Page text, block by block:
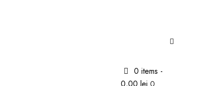
0 items -
0